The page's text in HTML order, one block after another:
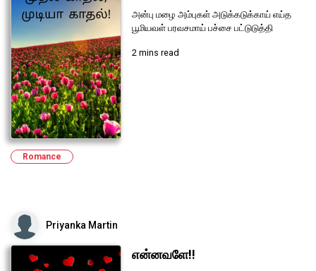
அன்பு மழை அம்புகள் அடுக்கடுக்காய்‌ எய்த
பூமியவள் பரவசமாய் பச்சை பட்டுடுத்தி
2 mins read
Romance
Priyanka Martin
என்னவளே!!